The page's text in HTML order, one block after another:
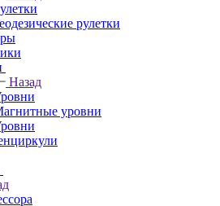
рулетки
Назад
уровни